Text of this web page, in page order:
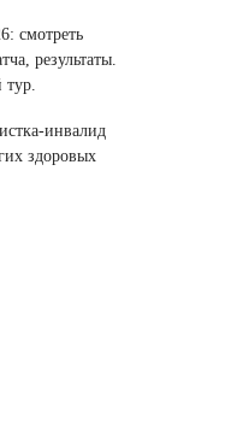
смотреть
результаты.
инвалид
здоровых